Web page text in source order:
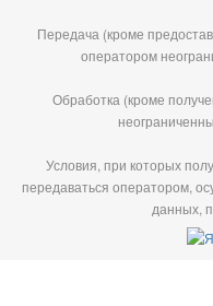
Передача (кроме
оператором
Обработка (кроме
Условия, при которых
передаваться оператором,
данных,